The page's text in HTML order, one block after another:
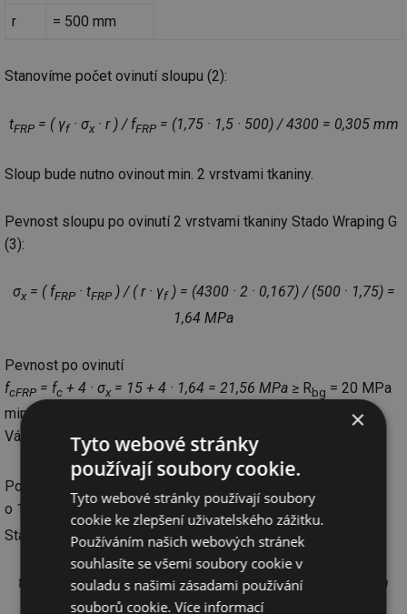
r = 500 mm
Stanovíme počet ovinutí sloupu (2):
tFRP= ( γf· σx· r ) / fFRP= (1,75 · 1,5 · 500) / 4300 = 0,305 mm
Sloup bude nutno ovinout min. 2 vrstvami tkaniny.
Pevnost sloupu po ovinutí 2 vrstvami tkaniny Stado Wraping G
(3):
σx= ( fFRP· tFRP) / ( r · γf) = (4300 · 2 · 0,167) / (500 · 1,75) =
1,64 MPa
Pevnost po ovinutí
fcFRP = fc + 4 · σx= 15 + 4 · 1,64 = 21,56 MPa ≥ R bg = 20 MPa
min. kontroloní pevnost betonu pro beton třídy C 16/20.
Válcová pevnost je pak fck,FRP= 21,56 / 1,25 = 17,25 MPa
Požadavkem min. zesílení ovinutím je zvýšení pevnosti
o 10 MPa, tj. σ
x
Stanovíme počet ovinutí sloupu (4).
t = ( γf· σx· r ) / fFRP= (1,75 · 3 · 500) / 4300 = 0,61 mm
×
Tyto webové stránky
používají soubory cookie.
Tyto webové stránky používají soubory
cookie ke zlepšení uživatelského zážitku.
Používáním našich webových stránek
souhlasíte se všemi soubory cookie v
souladu s našimi zásadami používání
souborů cookie.Více informací